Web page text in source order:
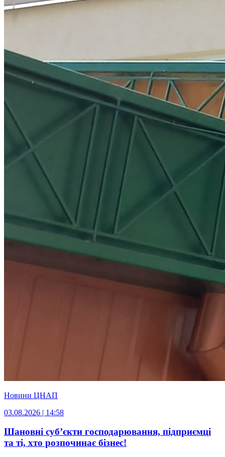
Новини ЦНАП
03.08.2026 | 14:58
Шановні суб’єкти господарювання, підприємці
та ті, хто розпочинає бізнес!